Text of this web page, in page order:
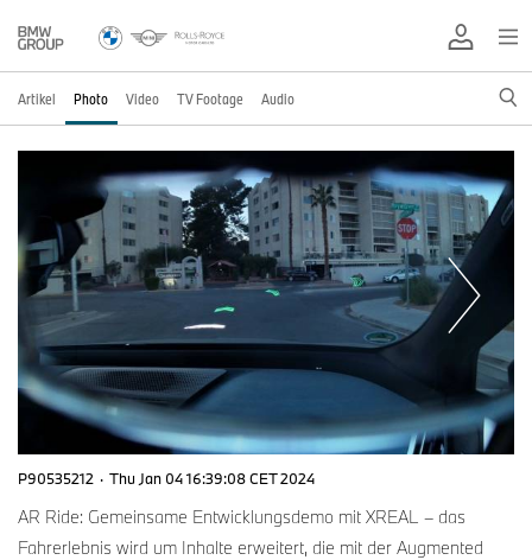
Artikel Photo Video TV Footage Audio
P90535212 · Thu Jan 04 16:39:08 CET 2024
AR Ride: Gemeinsame Entwicklungsdemo mit XREAL – das
Fahrerlebnis wird um Inhalte erweitert, die mit der Augmented